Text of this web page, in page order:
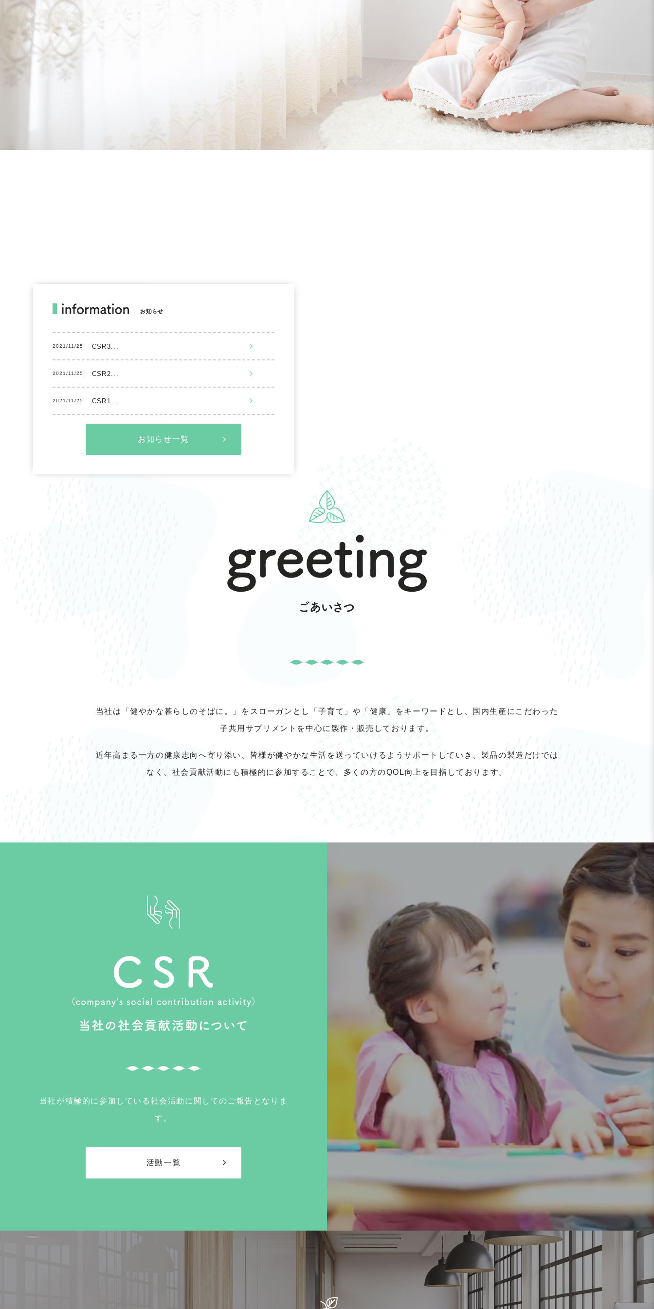
2021/11/25 CSR3...
2021/11/25 CSR2...
2021/11/25 CSR1...
お知らせ一覧
当社は「健やかな暮らしのそばに。」をスローガンとし「子育て」や「健康」をキーワードとし、国内生産にこだわった
子共用サプリメントを中心に製作・販売しております。
近年高まる一方の健康志向へ寄り添い、皆様が健やかな生活を送っていけるようサポートしていき、製品の製造だけでは
なく、社会貢献活動にも積極的に参加することで、多くの方のQOL向上を目指しております。
当社が積極的に参加している社会活動に関してのご報告となりま
す。
活動一覧